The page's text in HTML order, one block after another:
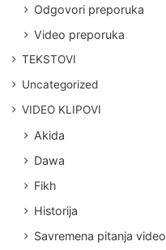
Odgovori preporuka
Video preporuka
TEKSTOVI
Uncategorized
VIDEO KLIPOVI
Akida
Dawa
Fikh
Historija
Savremena pitanja video